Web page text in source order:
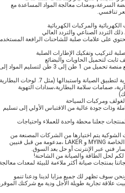
السرعة،ومعدات معالجة المواد المساعدة مع
تنافسي.
تحتوي على علامات صلبة للشاحنات الرافعة
6سيارة كهربائية منخفضة السرعة مع منصة تحميل من 1 طن إلى 3 طن لتسليم المواد
ومجموعة متنوعة من ملحقات البطارية لتطبيق الصيانة واستبدالها (مثل 7. لوحات
صمامات سلامة البطارية،سدادات التهوية
وذات جودة عالية من الاقتباس الأولي إلى تسليم
جعلنا محطة واحدة للعملاء واحتياجات
الشوكية يتم اختيارها من الشركات المصنعة من
الدرجة الأولى تحت علاماتها التجارية الخاصة MYING و LAKER ،مدعومة من قبل فنيين
فني عبر الإنترنت أو حل بعد السوق.
لحل الطاقة والصيانة من الشاحنة!
بمنتجات صيانة أكثر ملاءمة للبيئة لمعدات
سوف تظهر لك جميع مزايا لدينا ودعنا تنمو
علاقة تجارية طويلة الأجل ودية مع شركتك